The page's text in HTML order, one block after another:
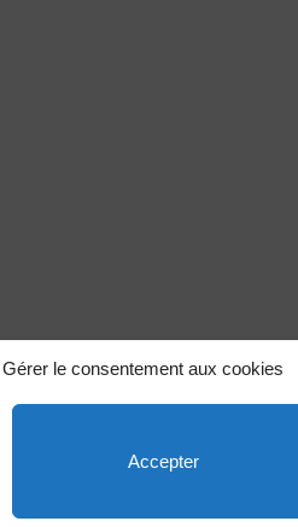
Gérer le consentement aux cookies
Accepter